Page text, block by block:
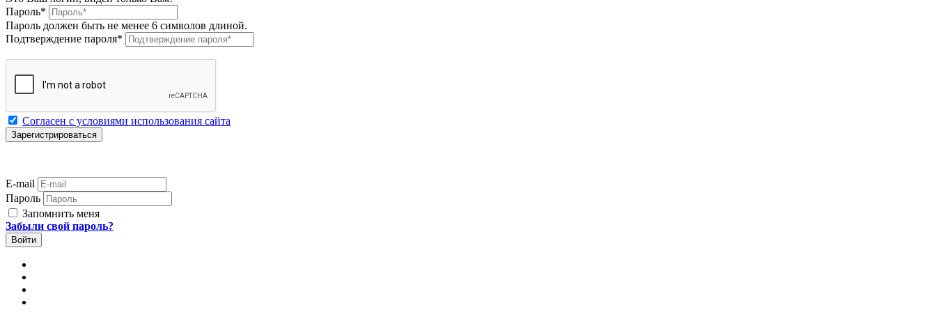
Пароль*
Пароль должен быть не менее 6 символов длиной.
Подтверждение пароля*
Согласен с условиями использования сайта
E-mail
Пароль
Запомнить меня
Забыли свой пароль?